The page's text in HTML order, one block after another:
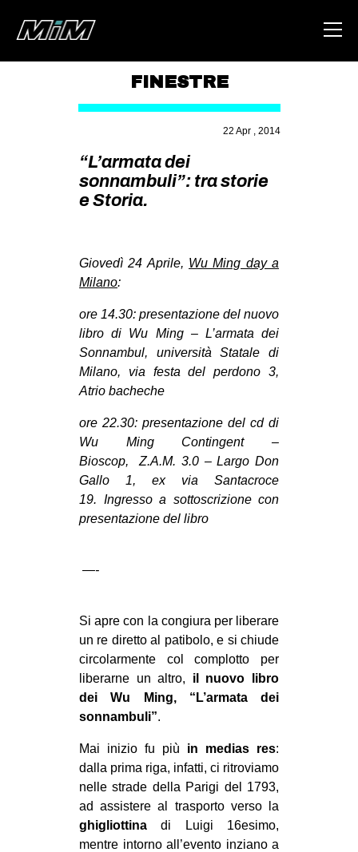
AREA
DEGENERAZIONE
STUDENTI TSUNAMI
ZAM
MILANO
MOBILITAZIONI
SPAZI
SPORT POPOLARE
MOVIMENTI
MIGRAZIONI
PRECARIATO
REPRESSIONE
STUDENTI
ARTE
CINEMA
MANIFESTI
MUSICA
FINESTRE
22 Apr , 2014
“L’armata dei
sonnambuli”: tra storie
e Storia.
Giovedì 24 Aprile, Wu Ming day a
Milano:
ore 14.30: presentazione del nuovo
libro di Wu Ming – L’armata dei
Sonnambul, università Statale di
Milano, via festa del perdono 3,
Atrio bacheche
ore 22.30: presentazione del cd di
Wu Ming Contingent –
Bioscop, Z.A.M. 3.0 – Largo Don
Gallo 1, ex via Santacroce
19. Ingresso a sottoscrizione con
presentazione del libro
—-
Si apre con la congiura per liberare
un re diretto al patibolo, e si chiude
circolarmente col complotto per
liberarne un altro, il nuovo libro
dei Wu Ming, “L’armata dei
sonnambuli”.
Mai inizio fu più in medias res:
dalla prima riga, infatti, ci ritroviamo
nelle strade della Parigi del 1793,
ad assistere al trasporto verso la
ghigliottina di Luigi 16esimo,
mentre intorno all’evento inziano a